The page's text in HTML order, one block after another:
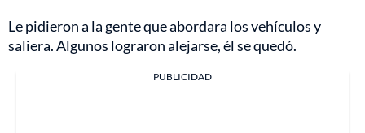
Le pidieron a la gente que abordara los vehículos y
saliera. Algunos lograron alejarse, él se quedó.
PUBLICIDAD